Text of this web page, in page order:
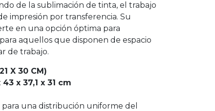
de la sublimación de tinta, el trabajo
impresión por transferencia. Su
en una opción óptima para
aquellos que disponen de espacio
de trabajo.
X 30 CM)
43 x 37,1 x 31 cm
una distribución uniforme del